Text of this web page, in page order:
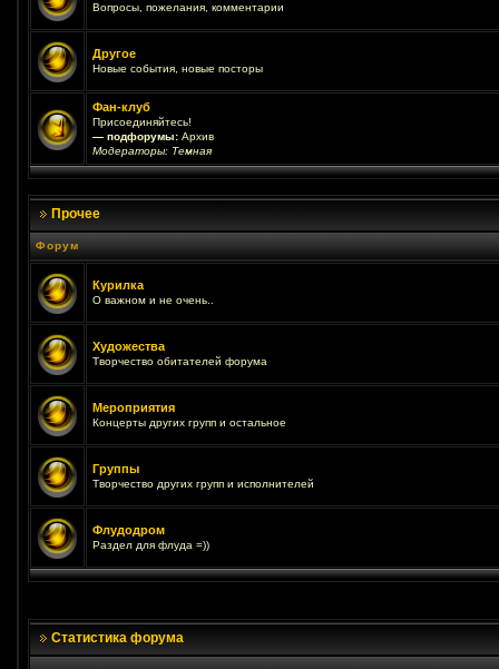
Вопросы, пожелания, комментарии
Другое
Новые события, новые посторы
Фан-клуб
Присоединяйтесь!
— подфорумы: Архив
Модераторы: Темная
Прочее
Форум
Курилка
О важном и не очень..
Художества
Творчество обитателей форума
Мероприятия
Концерты других групп и остальное
Группы
Творчество других групп и исполнителей
Флудодром
Раздел для флуда =))
Статистика форума